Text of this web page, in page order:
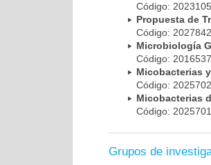
Código:
Propuesta de
Código:
Microbiología
Código:
Micobacterias
Código:
Micobacterias
Código:
Grupos de